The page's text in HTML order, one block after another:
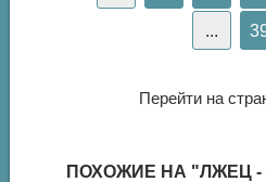
...
Перейти на
ПОХОЖИЕ НА "ЛЖЕЦ